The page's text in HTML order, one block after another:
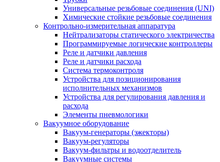
Универсальные резьбовые соединения (UNI)
Химические стойкие резьбовые соединения
Контрольно-измерительная аппаратура
Нейтрализаторы статического электричества
Программируемые логические контроллеры
Реле и датчики давления
Реле и датчики расхода
Система термоконтроля
Устройства для позиционирования
исполнительных механизмов
Устройства для регулирования давления и
расхода
Элементы пневмологики
Вакуумное оборудование
Вакуум-генераторы (эжекторы)
Вакуум-регуляторы
Вакуум-фильтры и водоотделитель
Вакуумные системы